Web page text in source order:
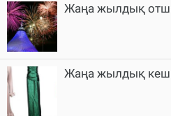
Жаңа жылдық
Жаңа жылдық